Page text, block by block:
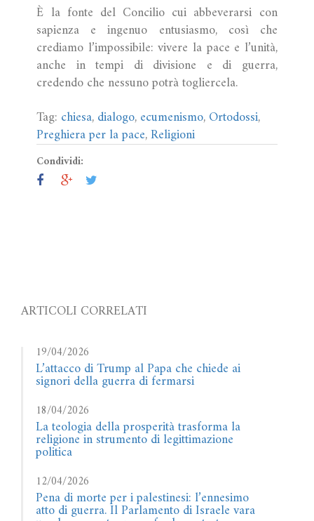
È la fonte del Concilio cui abbeverarsi con
sapienza e ingenuo entusiasmo, così che
crediamo l’impossibile: vivere la pace e l’unità,
anche in tempi di divisione e di guerra,
credendo che nessuno potrà togliercela.
Tag: chiesa,dialogo,ecumenismo,Ortodossi,
Preghiera per la pace,Religioni
Condividi:
ARTICOLI CORRELATI
19/04/2026
L’attacco di Trump al Papa che chiede ai
signori della guerra di fermarsi
18/04/2026
La teologia della prosperità trasforma la
religione in strumento di legittimazione
politica
12/04/2026
Pena di morte per i palestinesi: l’ennesimo
atto di guerra. Il Parlamento di Israele vara